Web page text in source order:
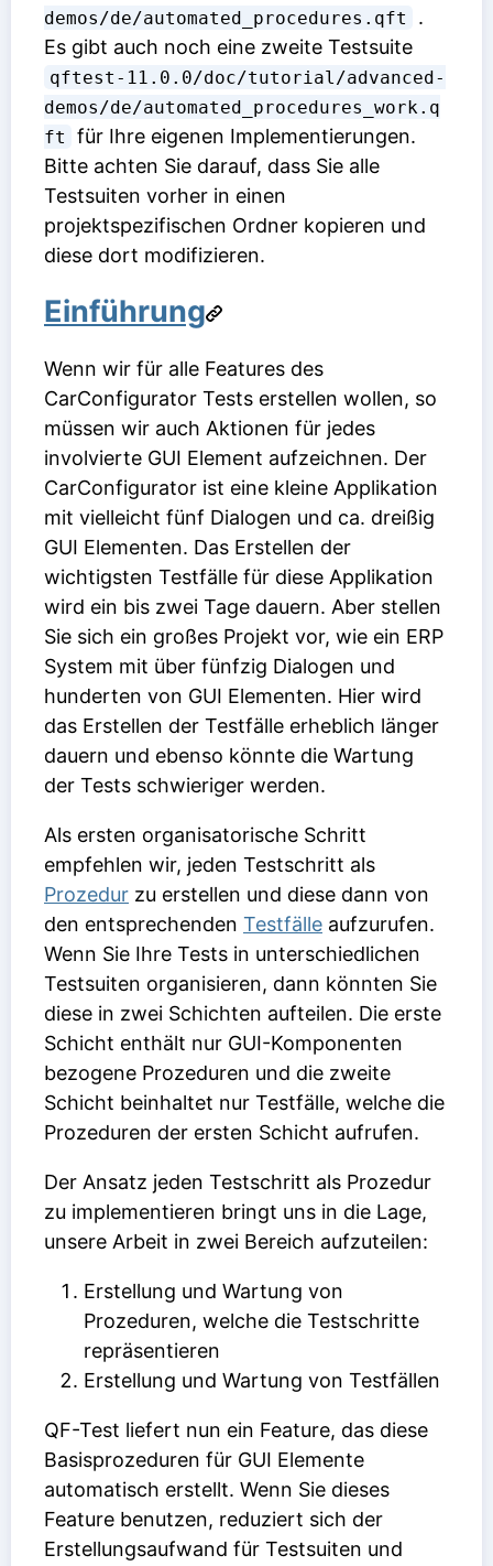
demos/de/automated_procedures.qft
.
Es gibt auch noch eine zweite Testsuite
qftest-11.0.0/doc/tutorial/advanced-
demos/de/automated_procedures_work.q
ft
für Ihre eigenen Implementierungen.
Bitte achten Sie darauf, dass Sie alle
Testsuiten vorher in einen
projektspezifischen Ordner kopieren und
diese dort modifizieren.
Einführung
Wenn wir für alle Features des
CarConfigurator Tests erstellen wollen, so
müssen wir auch Aktionen für jedes
involvierte GUI Element aufzeichnen. Der
CarConfigurator ist eine kleine Applikation
mit vielleicht fünf Dialogen und ca. dreißig
GUI Elementen. Das Erstellen der
wichtigsten Testfälle für diese Applikation
wird ein bis zwei Tage dauern. Aber stellen
Sie sich ein großes Projekt vor, wie ein ERP
System mit über fünfzig Dialogen und
hunderten von GUI Elementen. Hier wird
das Erstellen der Testfälle erheblich länger
dauern und ebenso könnte die Wartung
der Tests schwieriger werden.
Als ersten organisatorische Schritt
empfehlen wir, jeden Testschritt als
Prozedur zu erstellen und diese dann von
den entsprechenden Testfälle aufzurufen.
Wenn Sie Ihre Tests in unterschiedlichen
Testsuiten organisieren, dann könnten Sie
diese in zwei Schichten aufteilen. Die erste
Schicht enthält nur GUI-Komponenten
bezogene Prozeduren und die zweite
Schicht beinhaltet nur Testfälle, welche die
Prozeduren der ersten Schicht aufrufen.
Der Ansatz jeden Testschritt als Prozedur
zu implementieren bringt uns in die Lage,
unsere Arbeit in zwei Bereich aufzuteilen:
Erstellung und Wartung von
Prozeduren, welche die Testschritte
repräsentieren
Erstellung und Wartung von Testfällen
QF-Test liefert nun ein Feature, das diese
Basisprozeduren für GUI Elemente
automatisch erstellt. Wenn Sie dieses
Feature benutzen, reduziert sich der
Erstellungsaufwand für Testsuiten und